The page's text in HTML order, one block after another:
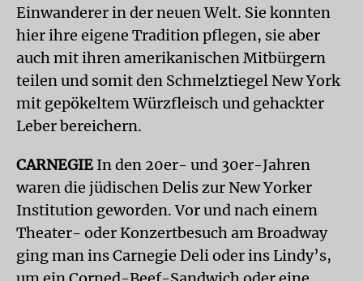
Einwanderer in der neuen Welt. Sie konnten
hier ihre eigene Tradition pflegen, sie aber
auch mit ihren amerikanischen Mitbürgern
teilen und somit den Schmelztiegel New York
mit gepökeltem Würzfleisch und gehackter
Leber bereichern.
CARNEGIE In den 20er- und 30er-Jahren
waren die jüdischen Delis zur New Yorker
Institution geworden. Vor und nach einem
Theater- oder Konzertbesuch am Broadway
ging man ins Carnegie Deli oder ins Lindy’s,